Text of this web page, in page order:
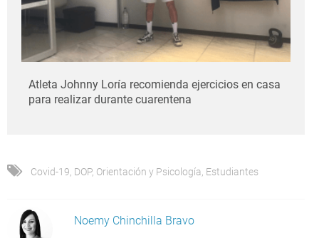
Atleta Johnny Loría recomienda ejercicios en casa
para realizar durante cuarentena
Covid-19, DOP, Orientación y Psicología, Estudiantes
Noemy Chinchilla Bravo